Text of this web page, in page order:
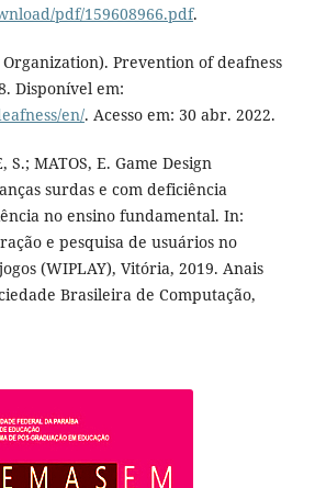
pdf/159608966.pdf.
Prevention of deafness
Disponível em:
en/. Acesso em: 30 abr. 2022.
S.; MATOS, E. Game Design
surdas e com deficiência
no ensino fundamental. In:
e pesquisa de usuários no
(WIPLAY), Vitória, 2019. Anais
Brasileira de Computação,